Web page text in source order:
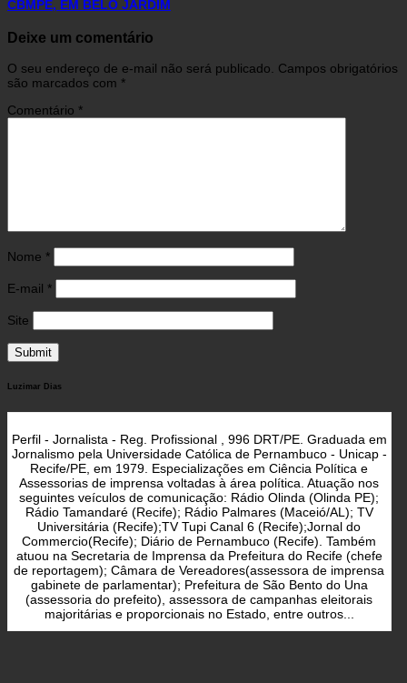
CBMPE, EM BELO JARDIM
Deixe um comentário
O seu endereço de e-mail não será publicado. Campos obrigatórios
são marcados com *
Comentário *
Nome *
E-mail *
Site
Luzimar Dias
Perfil - Jornalista - Reg. Profissional , 996 DRT/PE. Graduada em
Jornalismo pela Universidade Católica de Pernambuco - Unicap -
Recife/PE, em 1979. Especializações em Ciência Política e
Assessorias de imprensa voltadas à área política. Atuação nos
seguintes veículos de comunicação: Rádio Olinda (Olinda PE);
Rádio Tamandaré (Recife); Rádio Palmares (Maceió/AL); TV
Universitária (Recife);TV Tupi Canal 6 (Recife);Jornal do
Commercio(Recife); Diário de Pernambuco (Recife). Também
atuou na Secretaria de Imprensa da Prefeitura do Recife (chefe
de reportagem); Câmara de Vereadores(assessora de imprensa
gabinete de parlamentar); Prefeitura de São Bento do Una
(assessoria do prefeito), assessora de campanhas eleitorais
majoritárias e proporcionais no Estado, entre outros...